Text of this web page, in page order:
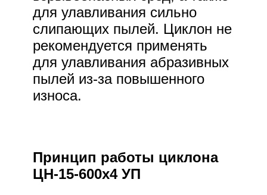
для улавливания сильно
слипающих пылей. Циклон не
рекомендуется применять
для улавливания абразивных
пылей из-за повышенного
износа.
Принцип работы циклона
ЦН-15-600х4 УП